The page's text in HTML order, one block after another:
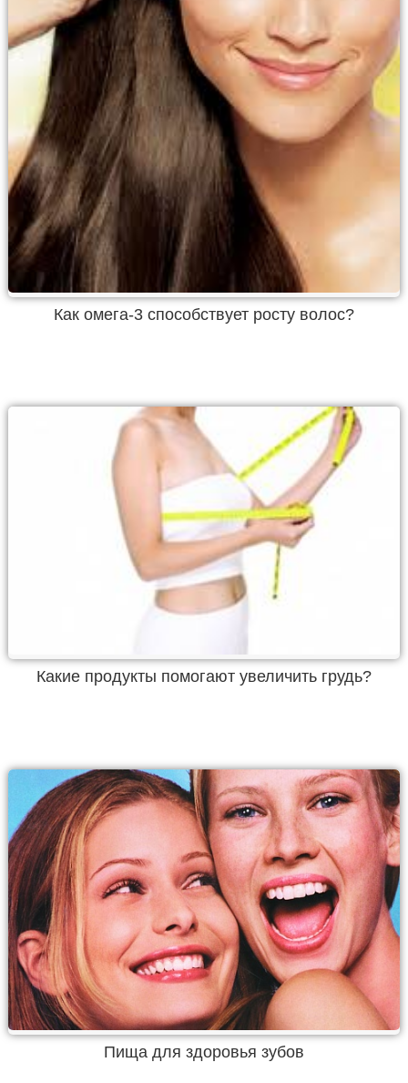
Как омега-3 способствует росту волос?
Какие продукты помогают увеличить грудь?
Пища для здоровья зубов